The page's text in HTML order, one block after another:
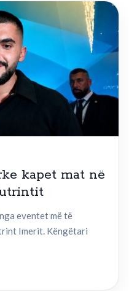
kapet mat në
eventet më të
Imerit. Këngëtari